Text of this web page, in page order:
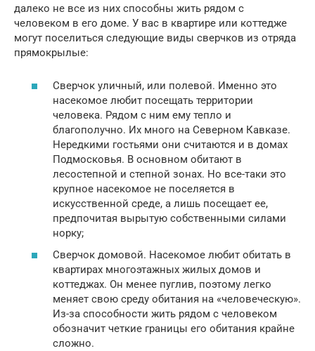
далеко не все из них способны жить рядом с
человеком в его доме. У вас в квартире или коттедже
могут поселиться следующие виды сверчков из отряда
прямокрылые:
Сверчок уличный, или полевой. Именно это
насекомое любит посещать территории
человека. Рядом с ним ему тепло и
благополучно. Их много на Северном Кавказе.
Нередкими гостьями они считаются и в домах
Подмосковья. В основном обитают в
лесостепной и степной зонах. Но все-таки это
крупное насекомое не поселяется в
искусственной среде, а лишь посещает ее,
предпочитая вырытую собственными силами
норку;
Сверчок домовой. Насекомое любит обитать в
квартирах многоэтажных жилых домов и
коттеджах. Он менее пуглив, поэтому легко
меняет свою среду обитания на «человеческую».
Из-за способности жить рядом с человеком
обозначит четкие границы его обитания крайне
сложно.